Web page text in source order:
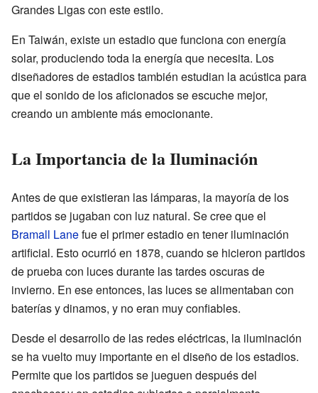
Grandes Ligas con este estilo.
En Taiwán, existe un estadio que funciona con energía
solar, produciendo toda la energía que necesita. Los
diseñadores de estadios también estudian la acústica para
que el sonido de los aficionados se escuche mejor,
creando un ambiente más emocionante.
La Importancia de la Iluminación
Antes de que existieran las lámparas, la mayoría de los
partidos se jugaban con luz natural. Se cree que el
Bramall Lanefue el primer estadio en tener iluminación
artificial. Esto ocurrió en 1878, cuando se hicieron partidos
de prueba con luces durante las tardes oscuras de
invierno. En ese entonces, las luces se alimentaban con
baterías y dinamos, y no eran muy confiables.
Desde el desarrollo de las redes eléctricas, la iluminación
se ha vuelto muy importante en el diseño de los estadios.
Permite que los partidos se jueguen después del